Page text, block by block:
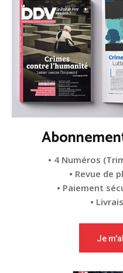
• 4 Numéros
• Revue de
• Paiement
•
Je